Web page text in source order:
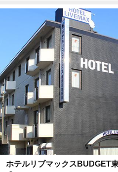
ホテルリブマックスBUDGET